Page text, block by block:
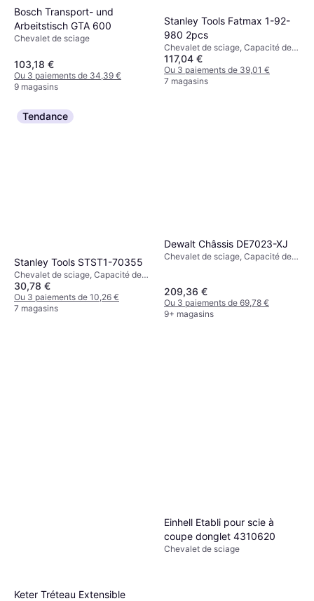
Bosch Transport- und
Arbeitstisch GTA 600
Chevalet de sciage
103,18 €
Ou 3 paiements de 34,39 €
9 magasins
Stanley Tools Fatmax 1-92-
980 2pcs
Chevalet de sciage, Capacité de
charge (max): 1135kg
117,04 €
Ou 3 paiements de 39,01 €
7 magasins
Tendance
Stanley Tools STST1-70355
Chevalet de sciage, Capacité de
charge (max): 362kg
30,78 €
Ou 3 paiements de 10,26 €
7 magasins
Dewalt Châssis DE7023-XJ
Chevalet de sciage, Capacité de
209,36 €
Ou 3 paiements de 69,78 €
9+ magasins
Keter Tréteau Extensible
Einhell Etabli pour scie à
coupe donglet 4310620
Chevalet de sciage